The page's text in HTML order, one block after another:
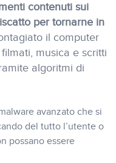
contenuti sui
per tornarne in
il computer
musica e scritti
algoritmi di
avanzato che si
del tutto l’utente o
possano essere